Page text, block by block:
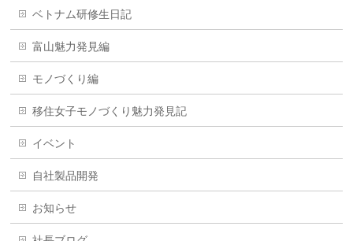
ベトナム研修生日記
富山魅力発見編
モノづくり編
移住女子モノづくり魅力発見記
イベント
自社製品開発
お知らせ